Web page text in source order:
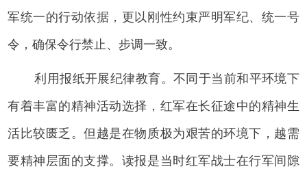
军统一的行动依据，更以刚性约束严明军纪、统一号
令，确保令行禁止、步调一致。
利用报纸开展纪律教育。不同于当前和平环境下
有着丰富的精神活动选择，红军在长征途中的精神生
活比较匮乏。但越是在物质极为艰苦的环境下，越需
要精神层面的支撑。读报是当时红军战士在行军间隙